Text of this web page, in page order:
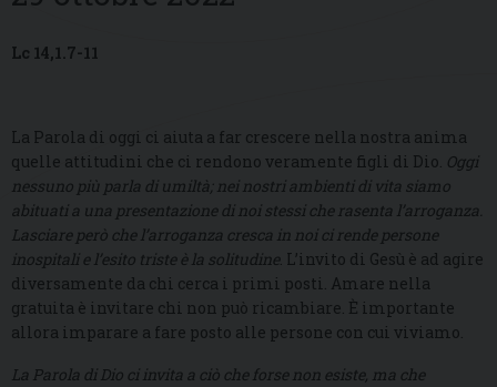
Lc 14,1.7-11
La Parola di oggi ci aiuta a far crescere nella nostra anima
quelle attitudini che ci rendono veramente figli di Dio. Oggi
nessuno più parla di umiltà; nei nostri ambienti di vita siamo
abituati a una presentazione di noi stessi che rasenta l’arroganza.
Lasciare però che l’arroganza cresca in noi ci rende persone
inospitali e l’esito triste è la solitudine. L’invito di Gesù è ad agire
diversamente da chi cerca i primi posti. Amare nella
gratuita è invitare chi non può ricambiare. È importante
allora imparare a fare posto alle persone con cui viviamo.
La Parola di Dio ci invita a ciò che forse non esiste, ma che